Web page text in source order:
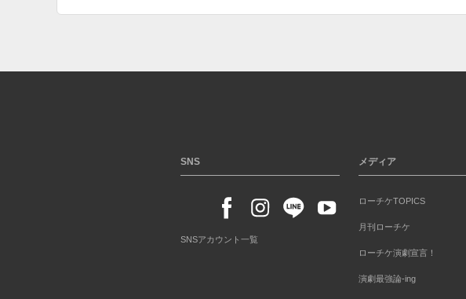
SNS
SNSアカウント一覧
メディア
ローチケTOPICS
月刊ローチケ
ローチケ演劇宣言！
演劇最強論-ing